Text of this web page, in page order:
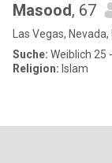
Masood, 67
Las Vegas, Nevada,
Suche: Weiblich 25
Religion: Islam